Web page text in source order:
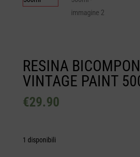
RESINA
VINTAGE PAINT
€29.90
1 disponibili